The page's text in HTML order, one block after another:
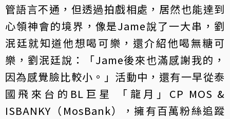
管語言不通，但透過拍戲相處，居然也能達到
心領神會的境界，像是Jame說了一大串，劉
泯廷就知道他想喝可樂，還介紹他喝無糖可
樂，劉泯廷說：「Jame後來也滿感謝我的，
因為感覺臉比較小。」活動中，還有一早從泰
國飛來台的BL巨星 「龍月」CP MOS &
ISBANKY（MosBank），擁有百萬粉絲追蹤